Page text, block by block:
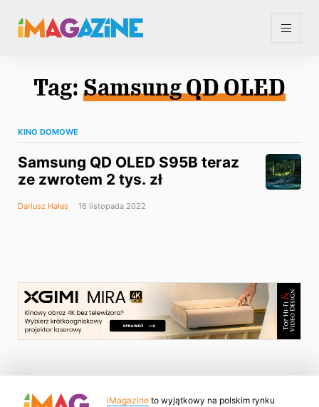
Tag: Samsung QD OLED
KINO DOMOWE
Samsung QD OLED S95B teraz
ze zwrotem 2 tys. zł
Dariusz Hałas 16 listopada 2022
iMagazine to wyjątkowy na polskim rynku